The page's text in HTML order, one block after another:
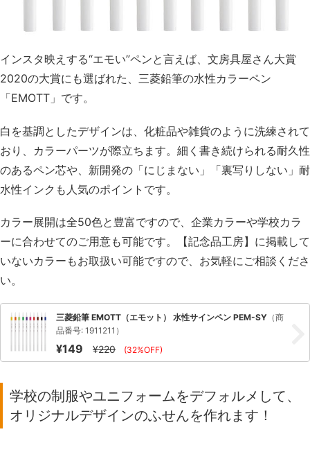
インスタ映えする“エモい”ペンと言えば、文房具屋さん大賞
2020の大賞にも選ばれた、三菱鉛筆の水性カラーペン
「EMOTT」です。
白を基調としたデザインは、化粧品や雑貨のように洗練されて
おり、カラーパーツが際立ちます。細く書き続けられる耐久性
のあるペン芯や、新開発の「にじまない」「裏写りしない」耐
水性インクも人気のポイントです。
カラー展開は全50色と豊富ですので、企業カラーや学校カラ
ーに合わせてのご用意も可能です。【記念品工房】に掲載して
いないカラーもお取扱い可能ですので、お気軽にご相談くださ
い。
三菱鉛筆 EMOTT（エモット） 水性サインペン PEM-SY （商
品番号: 1911211）
¥149 ¥220 (32%OFF)
学校の制服やユニフォームをデフォルメして、
オリジナルデザインのふせんを作れます！